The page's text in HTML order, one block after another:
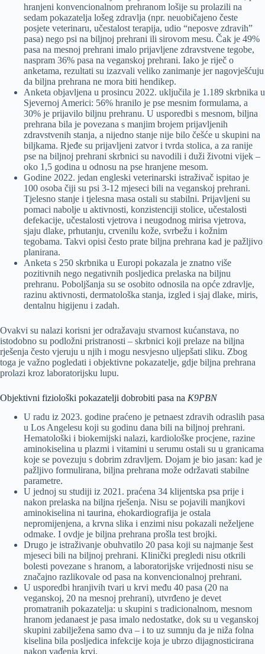
hranjeni konvencionalnom prehranom lošije su prolazili na
sedam pokazatelja lošeg zdravlja (npr. neuobičajeno česte
posjete veterinaru, učestalost terapija, udio “neposve zdravih”
pasa) nego psi na biljnoj prehrani ili sirovom mesu. Čak je 49%
pasa na mesnoj prehrani imalo prijavljene zdravstvene tegobe,
naspram 36% pasa na veganskoj prehrani. Iako je riječ o
anketama, rezultati su izazvali veliko zanimanje jer nagovješćuju
da biljna prehrana ne mora biti hendikep.
Anketa objavljena u prosincu 2022. uključila je 1.189 skrbnika u
Sjevernoj Americi: 56% hranilo je pse mesnim formulama, a
30% je prijavilo biljnu prehranu. U usporedbi s mesnom, biljna
prehrana bila je povezana s manjim brojem prijavljenih
zdravstvenih stanja, a nijedno stanje nije bilo češće u skupini na
biljkama. Rjeđe su prijavljeni zatvor i tvrda stolica, a za ranije
pse na biljnoj prehrani skrbnici su navodili i duži životni vijek –
oko 1,5 godina u odnosu na pse hranjene mesom.
Godine 2022. jedan engleski veterinarski istraživač ispitao je
100 osoba čiji su psi 3-12 mjeseci bili na veganskoj prehrani.
Tjelesno stanje i tjelesna masa ostali su stabilni. Prijavljeni su
pomaci nabolje u aktivnosti, konzistenciji stolice, učestalosti
defekacije, učestalosti vjetrova i neugodnog mirisa vjetrova,
sjaju dlake, prhutanju, crvenilu kože, svrbežu i kožnim
tegobama. Takvi opisi često prate biljna prehrana kad je pažljivo
planirana.
Anketa s 250 skrbnika u Europi pokazala je znatno više
pozitivnih nego negativnih posljedica prelaska na biljnu
prehranu. Poboljšanja su se osobito odnosila na opće zdravlje,
razinu aktivnosti, dermatološka stanja, izgled i sjaj dlake, miris,
dentalnu higijenu i zadah.
Ovakvi su nalazi korisni jer odražavaju stvarnost kućanstava, no
istodobno su podložni pristranosti – skrbnici koji prelaze na biljna
rješenja često vjeruju u njih i mogu nesvjesno uljepšati sliku. Zbog
toga je važno pogledati i objektivne pokazatelje, gdje biljna prehrana
prolazi kroz laboratorijsku lupu.
Objektivni fiziološki pokazatelji dobrobiti pasa na K9PBN
U radu iz 2023. godine praćeno je petnaest zdravih odraslih pasa
u Los Angelesu koji su godinu dana bili na biljnoj prehrani.
Hematološki i biokemijski nalazi, kardiološke procjene, razine
aminokiselina u plazmi i vitamini u serumu ostali su u granicama
koje se povezuju s dobrim zdravljem. Dojam je bio jasan: kad je
pažljivo formulirana, biljna prehrana može održavati stabilne
parametre.
U jednoj su studiji iz 2021. praćena 34 klijentska psa prije i
nakon prelaska na biljna rješenja. Nisu se pojavili manjkovi
aminokiselina ni taurina, ehokardiografija je ostala
nepromijenjena, a krvna slika i enzimi nisu pokazali neželjene
odmake. I ovdje je biljna prehrana prošla test brojki.
Drugo je istraživanje obuhvatilo 20 pasa koji su najmanje šest
mjeseci bili na biljnoj prehrani. Klinički pregledi nisu otkrili
bolesti povezane s hranom, a laboratorijske vrijednosti nisu se
značajno razlikovale od pasa na konvencionalnoj prehrani.
U usporedbi hranjivih tvari u krvi među 40 pasa (20 na
veganskoj, 20 na mesnoj prehrani), utvrđeno je devet
promatranih pokazatelja: u skupini s tradicionalnom, mesnom
hranom jedanaest je pasa imalo nedostatke, dok su u veganskoj
skupini zabilježena samo dva – i to uz sumnju da je niža folna
kiselina bila posljedica infekcije koja je ubrzo dijagnosticirana
nakon vađenja krvi.